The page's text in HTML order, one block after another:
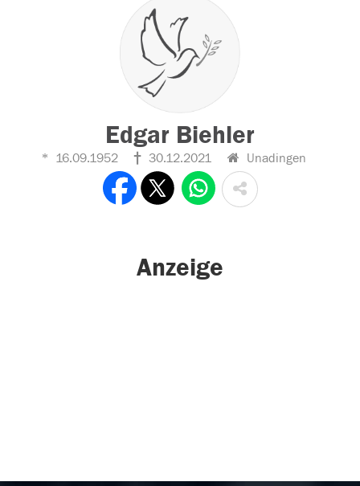
Edgar Biehler
16.09.1952 30.12.2021 Unadingen
Anzeige